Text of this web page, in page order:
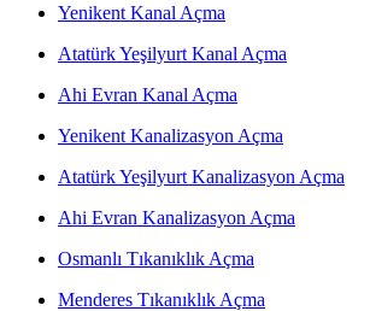
Yenikent Kanal Açma
Atatürk Yeşilyurt Kanal Açma
Ahi Evran Kanal Açma
Yenikent Kanalizasyon Açma
Atatürk Yeşilyurt Kanalizasyon Açma
Ahi Evran Kanalizasyon Açma
Osmanlı Tıkanıklık Açma
Menderes Tıkanıklık Açma